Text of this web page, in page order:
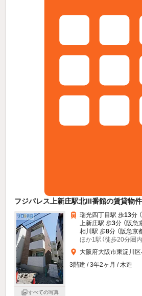
フジパレス上新庄駅北III番館の賃貸物件
すべての写真
瑞光四丁目駅 歩13分
上新庄駅 歩3分 （阪急
相川駅 歩8分 （阪急京
ほか1駅（徒歩20分圏内
大阪府大阪市東淀川
3階建 / 3年2ヶ月 / 木造